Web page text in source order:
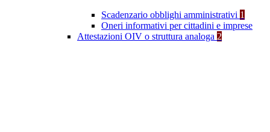
Scadenzario obblighi amministrativi 1
Oneri informativi per cittadini e imprese
Attestazioni OIV o struttura analoga 2